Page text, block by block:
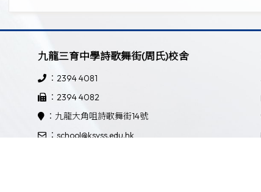
九龍三育中學詩歌舞街(周氏)校舍
：2394 4081
：2394 4082
：九龍大角咀詩歌舞街14號
：school@ksyss.edu.hk